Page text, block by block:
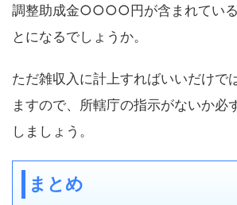
調整助成金○○○○円が含まれている
とになるでしょうか。
ただ雑収入に計上すればいいだけで
ますので、所轄庁の指示がないか必
しましょう。
まとめ